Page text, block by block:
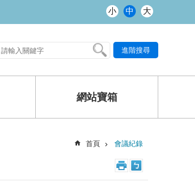
小 中 大
進階搜尋
網站寶箱
首頁 會議紀錄